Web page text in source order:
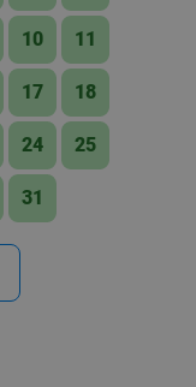
10 11
17 18
24 25
31